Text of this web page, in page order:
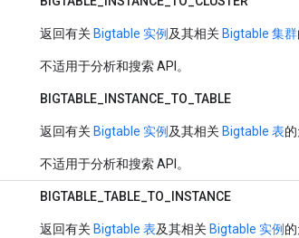
返回有关 Bigtable 实例 及其相关 Bigtable 集群
不适用于分析和搜索 API。
BIGTABLE_INSTANCE_TO_TABLE
返回有关 Bigtable 实例 及其相关 Bigtable 表的
不适用于分析和搜索 API。
BIGTABLE_TABLE_TO_INSTANCE
返回有关 Bigtable 表及其相关 Bigtable 实例 的